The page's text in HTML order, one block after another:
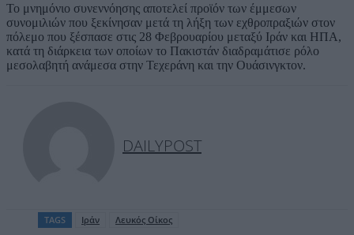
Το μνημόνιο συνεννόησης αποτελεί προϊόν των έμμεσων
συνομιλιών που ξεκίνησαν μετά τη λήξη των εχθροπραξιών στον
πόλεμο που ξέσπασε στις 28 Φεβρουαρίου μεταξύ Ιράν και ΗΠΑ,
κατά τη διάρκεια των οποίων το Πακιστάν διαδραμάτισε ρόλο
μεσολαβητή ανάμεσα στην Τεχεράνη και την Ουάσινγκτον.
DAILYPOST
TAGS Ιράν Λευκός Οίκος